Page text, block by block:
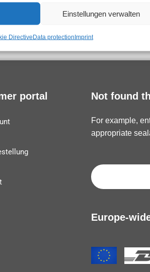
Einstellungen verwalten
DirectiveData protectionImprint
portal Not found
For example,
appropriate
Europe-